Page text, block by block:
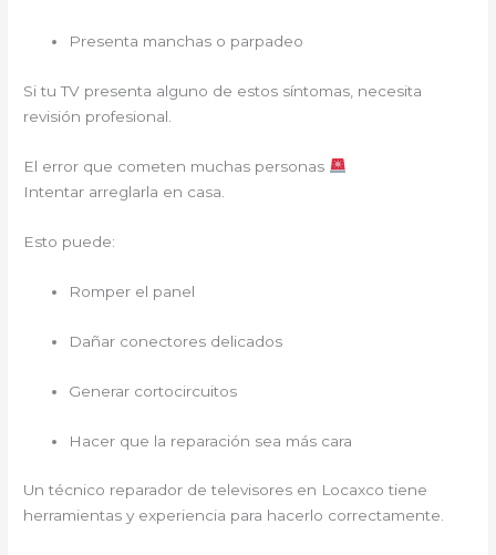
Presenta manchas o parpadeo
Si tu TV presenta alguno de estos síntomas, necesita
revisión profesional.
El error que cometen muchas personas
Intentar arreglarla en casa.
Esto puede:
Romper el panel
Dañar conectores delicados
Generar cortocircuitos
Hacer que la reparación sea más cara
Un técnico reparador de televisores en Locaxco tiene
herramientas y experiencia para hacerlo correctamente.